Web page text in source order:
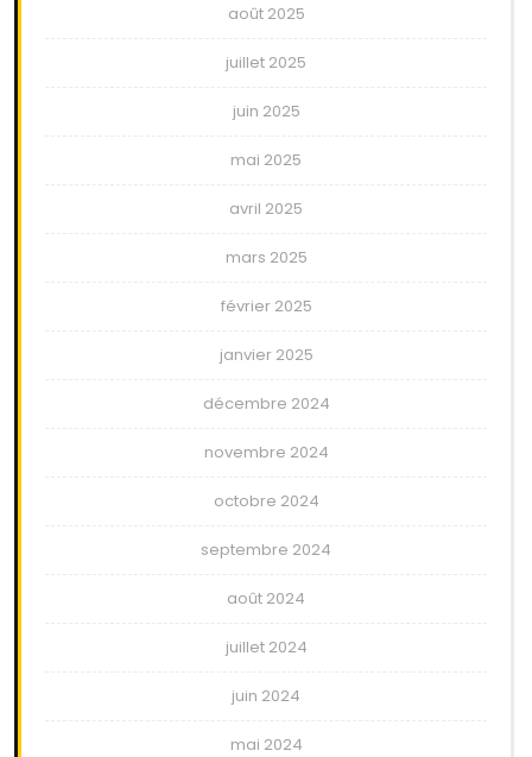
août 2025
juillet 2025
juin 2025
mai 2025
avril 2025
mars 2025
février 2025
janvier 2025
décembre 2024
novembre 2024
octobre 2024
septembre 2024
août 2024
juillet 2024
juin 2024
mai 2024